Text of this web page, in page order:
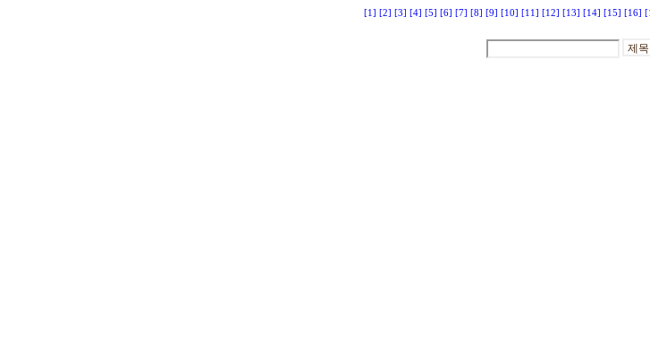
[1] [2] [3] [4] [5] [6] [7] [8] [9] [10] [11] [12] [13] [14] [15] [16]